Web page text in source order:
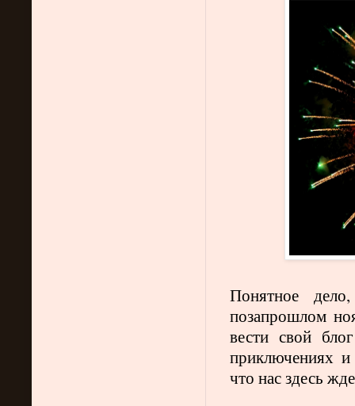
Понятное
позапрошлом
вести свой
приключениях
что нас здесь